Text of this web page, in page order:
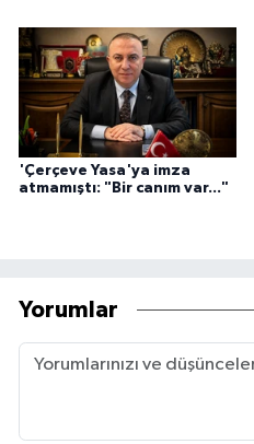
'Çerçeve Yasa'ya imza
atmamıştı: "Bir canım var..."
Yorumlar